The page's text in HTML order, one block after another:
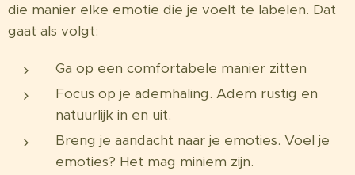
die manier elke emotie die je voelt te labelen. Dat
gaat als volgt:
Ga op een comfortabele manier zitten
Focus op je ademhaling. Adem rustig en
natuurlijk in en uit.
Breng je aandacht naar je emoties. Voel je
emoties? Het mag miniem zijn.